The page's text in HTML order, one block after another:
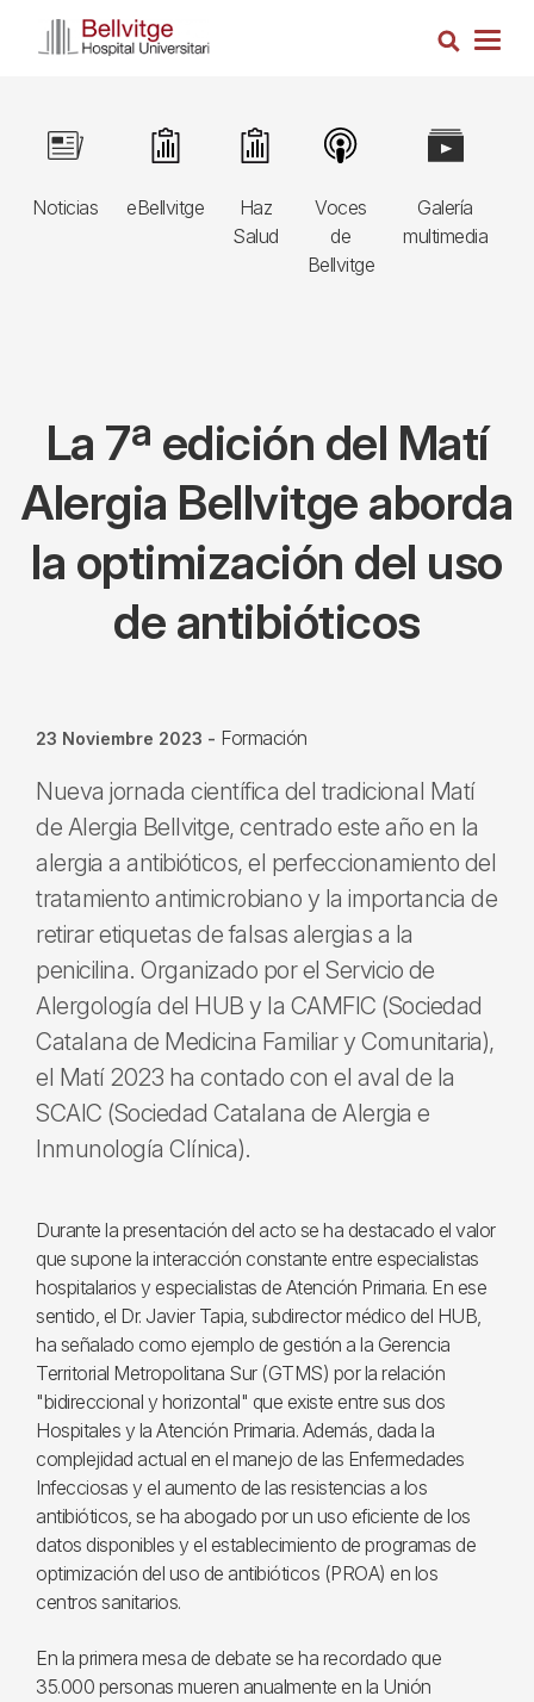
Busca
Navegació
principal
3r
Noticias
Image
eBellvitge
Image
Haz
Salud
Image
Voces
de
Bellvitge
Image
Galería
multimedia
Image
La 7ª edición del Matí
Alergia Bellvitge aborda
la optimización del uso
de antibióticos
23 Noviembre 2023 - Formación
Nueva jornada científica del tradicional Matí
de Alergia Bellvitge, centrado este año en la
alergia a antibióticos, el perfeccionamiento del
tratamiento antimicrobiano y la importancia de
retirar etiquetas de falsas alergias a la
penicilina. Organizado por el Servicio de
Alergología del HUB y la CAMFIC (Sociedad
Catalana de Medicina Familiar y Comunitaria),
el Matí 2023 ha contado con el aval de la
SCAIC (Sociedad Catalana de Alergia e
Inmunología Clínica).
Durante la presentación del acto se ha destacado el valor
que supone la interacción constante entre especialistas
hospitalarios y especialistas de Atención Primaria. En ese
sentido, el Dr. Javier Tapia, subdirector médico del HUB,
ha señalado como ejemplo de gestión a la Gerencia
Territorial Metropolitana Sur (GTMS) por la relación
"bidireccional y horizontal" que existe entre sus dos
Hospitales y la Atención Primaria. Además, dada la
complejidad actual en el manejo de las Enfermedades
Infecciosas y el aumento de las resistencias a los
antibióticos, se ha abogado por un uso eficiente de los
datos disponibles y el establecimiento de programas de
optimización del uso de antibióticos (PROA) en los
centros sanitarios.
En la primera mesa de debate se ha recordado que
35.000 personas mueren anualmente en la Unión